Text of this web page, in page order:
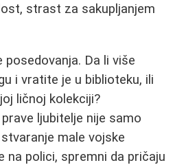
strast za sakupljanjem
Da li više
i vratite je u biblioteku, ili
ličnoj kolekciji?
ljubitelje nije samo
male vojske
na polici, spremni da pričaju